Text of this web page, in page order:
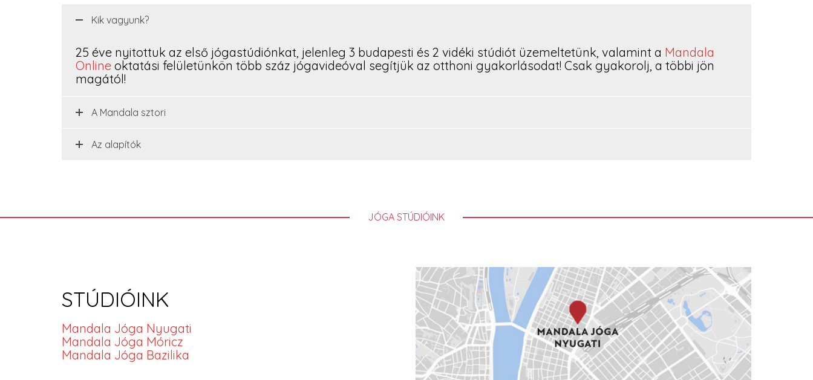
Kik vagyunk?
25 éve nyitottuk az első jógastúdiónkat, jelenleg 3 budapesti és 2 vidéki stúdiót üzemeltetünk, valamint a Mandala
Online oktatási felületünkön több száz jógavideóval segítjük az otthoni gyakorlásodat! Csak gyakorolj, a többi jön
magától!
A Mandala sztori
Az alapítók
JÓGA STÚDIÓINK
STÚDIÓINK
Mandala Jóga Nyugati
Mandala Jóga Móricz
Mandala Jóga Bazilika